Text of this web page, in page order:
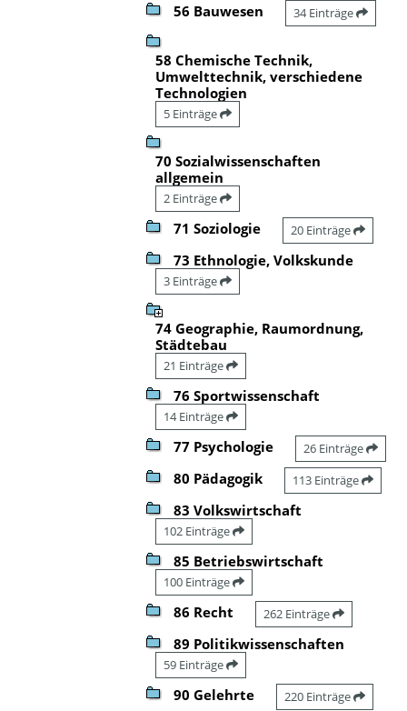
56 Bauwesen 34 Einträge
58 Chemische Technik,
Umwelttechnik, verschiedene
Technologien
5 Einträge
70 Sozialwissenschaften
allgemein
2 Einträge
71 Soziologie 20 Einträge
73 Ethnologie, Volkskunde
3 Einträge
74 Geographie, Raumordnung,
Städtebau
21 Einträge
76 Sportwissenschaft
14 Einträge
77 Psychologie 26 Einträge
80 Pädagogik 113 Einträge
83 Volkswirtschaft
102 Einträge
85 Betriebswirtschaft
100 Einträge
86 Recht 262 Einträge
89 Politikwissenschaften
59 Einträge
90 Gelehrte 220 Einträge